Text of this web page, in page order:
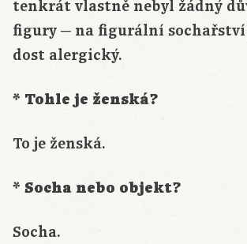
tenkrát vlastně nebyl žádný
figury ─ na figurální
dost alergický.
* Tohle je ženská?
To je ženská.
* Socha nebo objekt?
Socha.